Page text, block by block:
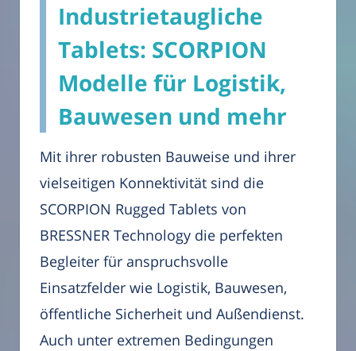
Industrietaugliche
Tablets: SCORPION
Modelle für Logistik,
Bauwesen und mehr
Mit ihrer robusten Bauweise und ihrer
vielseitigen Konnektivität sind die
SCORPION Rugged Tablets von
BRESSNER Technology die perfekten
Begleiter für anspruchsvolle
Einsatzfelder wie Logistik, Bauwesen,
öffentliche Sicherheit und Außendienst.
Auch unter extremen Bedingungen